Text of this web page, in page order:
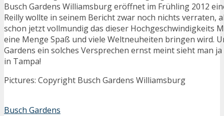
Busch Gardens Williamsburg eröffnet im Frühling 2012
Reilly wollte in seinem Bericht zwar noch nichts verraten,
schon jetzt vollmundig das dieser Hochgeschwindigkeits
eine Menge Spaß und viele Weltneuheiten bringen wird.
Gardens ein solches Versprechen ernst meint sieht man
in Tampa!
Pictures: Copyright Busch Gardens Williamsburg
Busch Gardens